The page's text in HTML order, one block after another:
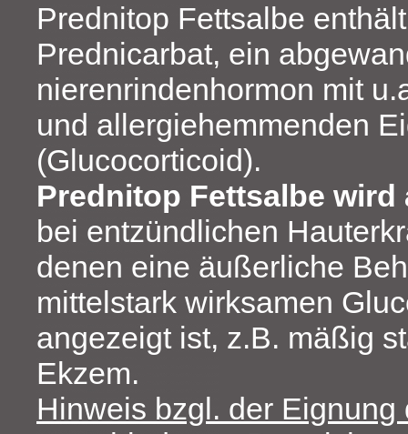
Prednitop Fettsalbe
Prednicarbat, ein
nierenrindenhormon mit
und allergiehemmenden
(Glucocorticoid).
Prednitop Fettsalbe wird
bei entzündlichen
denen eine äußerliche
mittelstark wirksamen
angezeigt ist, z.B. mäßig
Ekzem.
Hinweis bzgl. der Eignung